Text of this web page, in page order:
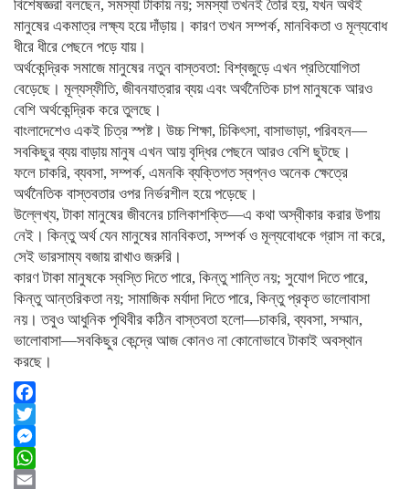
বিশেষজ্ঞরা বলছেন, সমস্যা টাকায় নয়; সমস্যা তখনই তৈরি হয়, যখন অর্থই
মানুষের একমাত্র লক্ষ্য হয়ে দাঁড়ায়। কারণ তখন সম্পর্ক, মানবিকতা ও মূল্যবোধ
ধীরে ধীরে পেছনে পড়ে যায়।
অর্থকেন্দ্রিক সমাজে মানুষের নতুন বাস্তবতা: বিশ্বজুড়ে এখন প্রতিযোগিতা
বেড়েছে। মূল্যস্ফীতি, জীবনযাত্রার ব্যয় এবং অর্থনৈতিক চাপ মানুষকে আরও
বেশি অর্থকেন্দ্রিক করে তুলছে।
বাংলাদেশেও একই চিত্র স্পষ্ট। উচ্চ শিক্ষা, চিকিৎসা, বাসাভাড়া, পরিবহন—
সবকিছুর ব্যয় বাড়ায় মানুষ এখন আয় বৃদ্ধির পেছনে আরও বেশি ছুটছে।
ফলে চাকরি, ব্যবসা, সম্পর্ক, এমনকি ব্যক্তিগত স্বপ্নও অনেক ক্ষেত্রে
অর্থনৈতিক বাস্তবতার ওপর নির্ভরশীল হয়ে পড়েছে।
উল্লেখ্য, টাকা মানুষের জীবনের চালিকাশক্তি—এ কথা অস্বীকার করার উপায়
নেই। কিন্তু অর্থ যেন মানুষের মানবিকতা, সম্পর্ক ও মূল্যবোধকে গ্রাস না করে,
সেই ভারসাম্য বজায় রাখাও জরুরি।
কারণ টাকা মানুষকে স্বস্তি দিতে পারে, কিন্তু শান্তি নয়; সুযোগ দিতে পারে,
কিন্তু আন্তরিকতা নয়; সামাজিক মর্যাদা দিতে পারে, কিন্তু প্রকৃত ভালোবাসা
নয়। তবুও আধুনিক পৃথিবীর কঠিন বাস্তবতা হলো—চাকরি, ব্যবসা, সম্মান,
ভালোবাসা—সবকিছুর কেন্দ্রে আজ কোনও না কোনোভাবে টাকাই অবস্থান
করছে।
Facebook
Twitter
Messenger
WhatsApp